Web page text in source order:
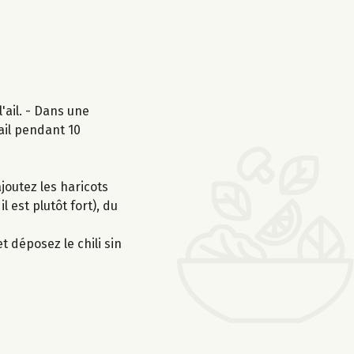
- Dans une
pendant 10
les haricots
est plutôt fort), du
déposez le chili sin